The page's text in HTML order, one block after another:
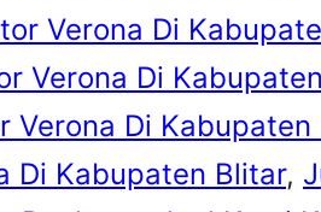
Verona Di
Verona Di
Verona Di Kabupaten
Di Kabupaten Blitar,